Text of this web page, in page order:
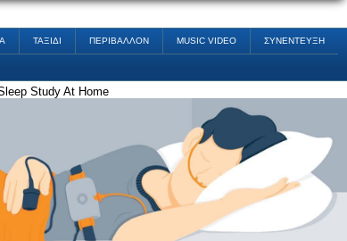
ΤΑΞΙΔΙ ΠΕΡΙΒΑΛΛΟΝ MUSIC VIDEO ΣΥΝΕΝΤΕΥΞΗ
Study At Home